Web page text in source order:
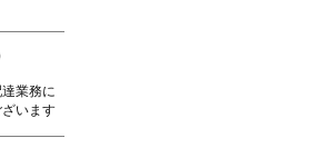
業務に
います